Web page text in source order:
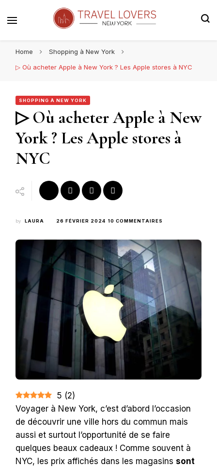
Home
Shopping à New York
▷ Où acheter Apple à New York ? Les Apple stores à NYC
SHOPPING À NEW YORK
▷ Où acheter Apple à New
York ? Les Apple stores à
NYC
by LAURA 26 FÉVRIER 2024 10 COMMENTAIRES
ACHETER
APPLE
YORK
?
LES
APPLE
STORES
NYC
5 (2)
Voyager à New York, c’est d’abord l’occasion
de découvrir une ville hors du commun mais
aussi et surtout l’opportunité de se faire
quelques beaux cadeaux ! Comme souvent à
NYC, les prix affichés dans les magasins sont